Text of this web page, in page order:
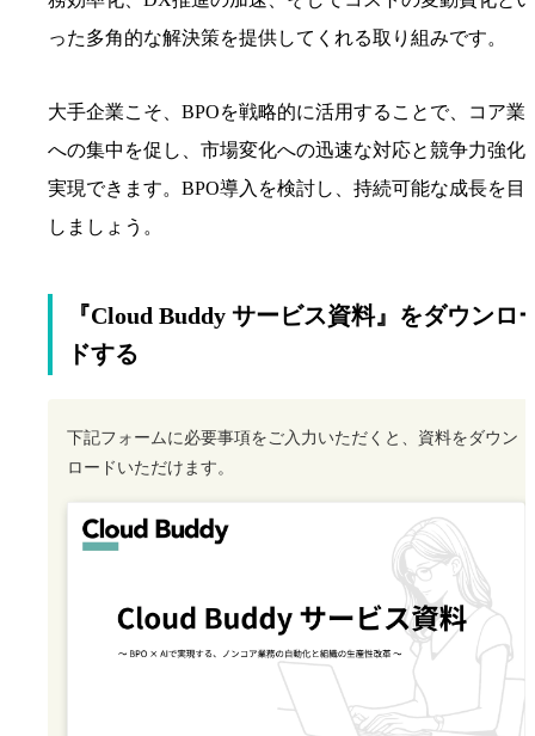
った多角的な解決策を提供してくれる取り組みです。
大手企業こそ、BPOを戦略的に活用することで、コア業
への集中を促し、市場変化への迅速な対応と競争力強化
実現できます。BPO導入を検討し、持続可能な成長を目
しましょう。
『Cloud Buddy サービス資料』をダウンロ
ドする
下記フォームに必要事項をご入力いただくと、資料をダウン
ロードいただけます。